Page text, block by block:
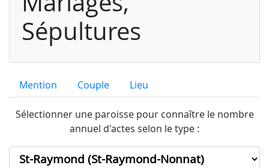
Sépultures
Mention Couple Lieu
Sélectionner une paroisse pour connaître le nombre
annuel d'actes selon le type :